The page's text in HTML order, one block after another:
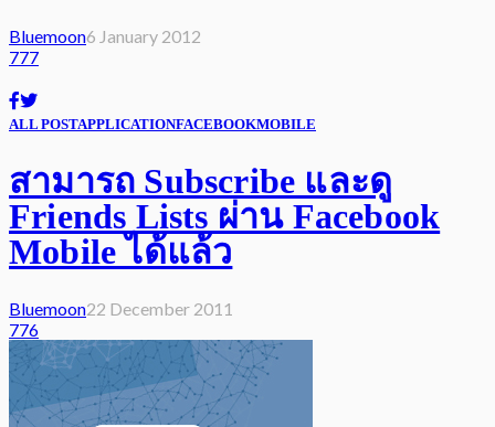
Bluemoon6 January 2012
777
ALL POSTAPPLICATIONFACEBOOKMOBILE
สามารถ Subscribe และดู
Friends Lists ผ่าน Facebook
Mobile ได้แล้ว
Bluemoon22 December 2011
776